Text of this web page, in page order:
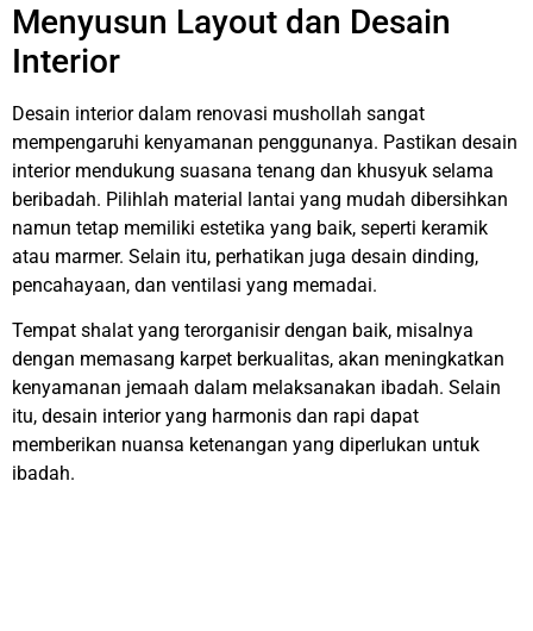
Menyusun Layout dan Desain
Interior
Desain interior dalam renovasi mushollah sangat
mempengaruhi kenyamanan penggunanya. Pastikan desain
interior mendukung suasana tenang dan khusyuk selama
beribadah. Pilihlah material lantai yang mudah dibersihkan
namun tetap memiliki estetika yang baik, seperti keramik
atau marmer. Selain itu, perhatikan juga desain dinding,
pencahayaan, dan ventilasi yang memadai.
Tempat shalat yang terorganisir dengan baik, misalnya
dengan memasang karpet berkualitas, akan meningkatkan
kenyamanan jemaah dalam melaksanakan ibadah. Selain
itu, desain interior yang harmonis dan rapi dapat
memberikan nuansa ketenangan yang diperlukan untuk
ibadah.